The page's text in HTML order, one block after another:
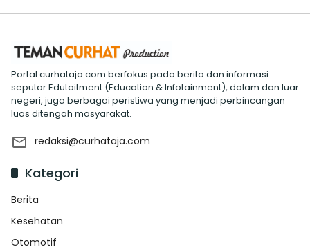
Portal curhataja.com berfokus pada berita dan informasi
seputar Edutaitment (Education & Infotainment), dalam dan luar
negeri, juga berbagai peristiwa yang menjadi perbincangan
luas ditengah masyarakat.
redaksi@curhataja.com
Kategori
Berita
Kesehatan
Otomotif